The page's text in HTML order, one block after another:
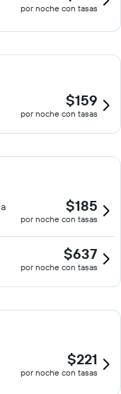
por noche con tasas
$159
por noche con tasas
$185
por noche con tasas
$637
por noche con tasas
$221
por noche con tasas